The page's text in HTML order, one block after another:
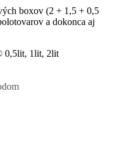
boxov (2 + 1,5 + 0,5
a dokonca aj